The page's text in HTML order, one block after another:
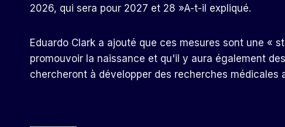
2026, qui sera pour 2027 et 28 »A-t-il expliqué.
Eduardo Clark a ajouté que ces mesures sont une «
promouvoir la naissance et qu'il y aura également
chercheront à développer des recherches médicales